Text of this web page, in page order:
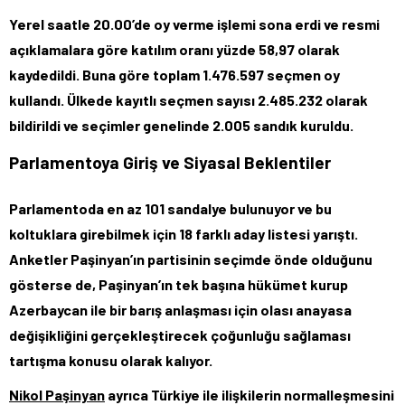
Yerel saatle 20.00’de oy verme işlemi sona erdi ve resmi
açıklamalara göre katılım oranıyüzde 58,97 olarak
kaydedildi. Buna göre toplam 1.476.597 seçmen oy
kullandı. Ülkede kayıtlı seçmen sayısı 2.485.232 olarak
bildirildi ve seçimler genelinde 2.005 sandık kuruldu.
Parlamentoya Giriş ve Siyasal Beklentiler
Parlamentoda en az 101 sandalye bulunuyor ve bu
koltuklara girebilmek için 18 farklı aday listesi yarıştı.
Anketler Paşinyan’ın partisinin seçimde önde olduğunu
gösterse de, Paşinyan’ın tek başına hükümet kurup
Azerbaycan ile bir barış anlaşması için olası anayasa
değişikliğini gerçekleştirecek çoğunluğu sağlaması
tartışma konusu olarak kalıyor.
Nikol Paşinyan ayrıca Türkiye ile ilişkilerin normalleşmesini